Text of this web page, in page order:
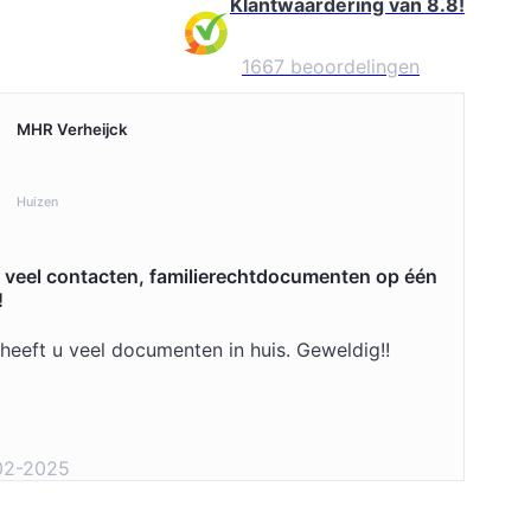
1667 beoordelingen
MHR Verheijck
Huizen
veel contacten, familierechtdocumenten op één
u veel documenten in huis. Geweldig!!
2025